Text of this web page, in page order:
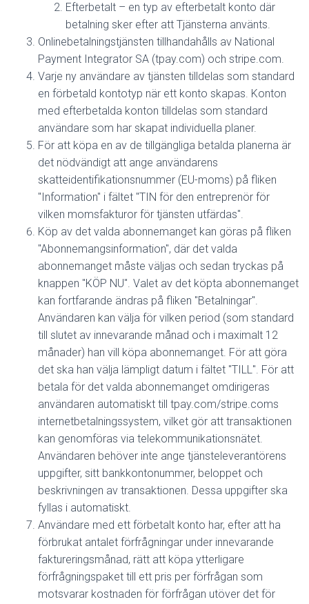
Efterbetalt – en typ av efterbetalt konto där
betalning sker efter att Tjänsterna använts.
Onlinebetalningstjänsten tillhandahålls av National
Payment Integrator SA (tpay.com) och stripe.com.
Varje ny användare av tjänsten tilldelas som standard
en förbetald kontotyp när ett konto skapas. Konton
med efterbetalda konton tilldelas som standard
användare som har skapat individuella planer.
För att köpa en av de tillgängliga betalda planerna är
det nödvändigt att ange användarens
skatteidentifikationsnummer (EU-moms) på fliken
"Information" i fältet "TIN för den entreprenör för
vilken momsfakturor för tjänsten utfärdas".
Köp av det valda abonnemanget kan göras på fliken
"Abonnemangsinformation", där det valda
abonnemanget måste väljas och sedan tryckas på
knappen "KÖP NU". Valet av det köpta abonnemanget
kan fortfarande ändras på fliken "Betalningar".
Användaren kan välja för vilken period (som standard
till slutet av innevarande månad och i maximalt 12
månader) han vill köpa abonnemanget. För att göra
det ska han välja lämpligt datum i fältet "TILL". För att
betala för det valda abonnemanget omdirigeras
användaren automatiskt till tpay.com/stripe.coms
internetbetalningssystem, vilket gör att transaktionen
kan genomföras via telekommunikationsnätet.
Användaren behöver inte ange tjänsteleverantörens
uppgifter, sitt bankkontonummer, beloppet och
beskrivningen av transaktionen. Dessa uppgifter ska
fyllas i automatiskt.
Användare med ett förbetalt konto har, efter att ha
förbrukat antalet förfrågningar under innevarande
faktureringsmånad, rätt att köpa ytterligare
förfrågningspaket till ett pris per förfrågan som
motsvarar kostnaden för förfrågan utöver det för